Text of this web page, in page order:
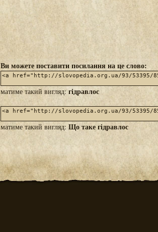
Ви можете поставити посилання на це слово:
матиме такий вигляд:гідравлос
матиме такий вигляд: Що таке гідравлос